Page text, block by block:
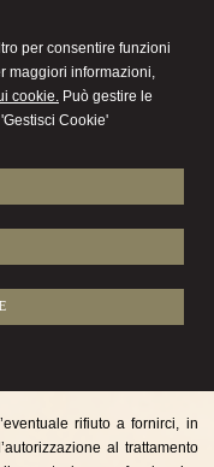
per consentire funzioni
maggiori informazioni,
cookie. Può gestire le
Cookie'
(D.Lgs. n.
su supporti cartacei
rifiuto a fornirci, in
al trattamento